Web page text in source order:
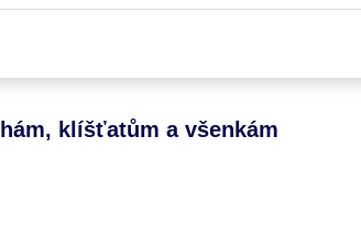
klíšťatům a všenkám